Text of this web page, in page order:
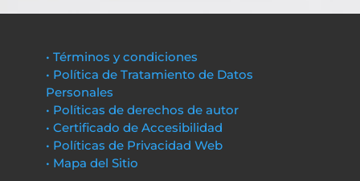
• Términos y condiciones
• Política de Tratamiento de Datos
Personales
• Políticas de derechos de autor
• Certificado de Accesibilidad
• Políticas de Privacidad Web
• Mapa del Sitio